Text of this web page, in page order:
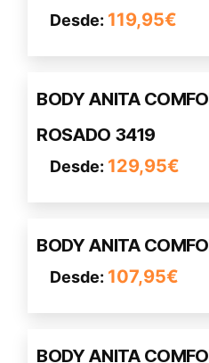
Desde: 119,95€
tiene
Las
se
pueden
en
página
de
BODY ANITA
ROSADO 3419
Desde: 129,95€
Este
tiene
múltiples
Las
se
pueden
en
página
BODY ANITA
Desde: 107,95€
Este
tiene
Las
BODY ANITA
Este